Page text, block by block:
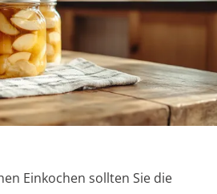
Einkochen sollten Sie die